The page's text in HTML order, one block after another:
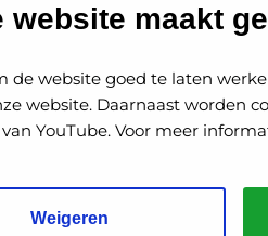
website maakt
de website goed te laten
website. Daarnaast worden
YouTube. Voor meer
Weigeren